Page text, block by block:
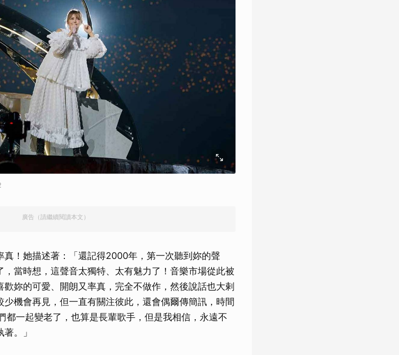
廣告（請繼續閱讀本文）
真！她描述著：「還記得2000年，第一次聽到妳的聲
當時想，這聲音太獨特、太有魅力了！音樂市場從此被
妳的可愛、開朗又率真，完全不做作，然後說話也大剌
機會再見，但一直有關注彼此，還會偶爾傳簡訊，時間
都一起變老了，也算是長輩歌手，但是我相信，永遠不
。」